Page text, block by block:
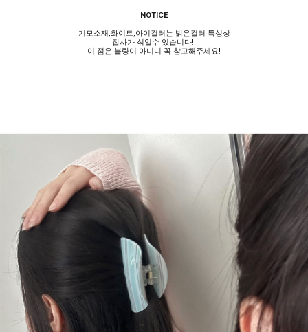
NOTICE
기모소재,화이트,아이컬러는 밝은컬러 특성상
잡사가 섞일수 있습니다!
이 점은 불량이 아니니 꼭 참고해주세요!